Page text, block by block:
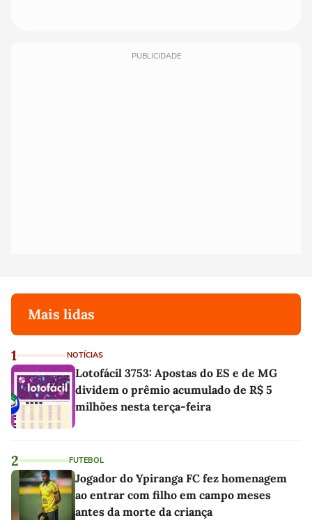
PUBLICIDADE
Mais lidas
1 NOTÍCIAS
Lotofácil 3753: Apostas do ES e de MG
dividem o prêmio acumulado de R$ 5
milhões nesta terça-feira
2 FUTEBOL
Jogador do Ypiranga FC fez homenagem
ao entrar com filho em campo meses
antes da morte da criança